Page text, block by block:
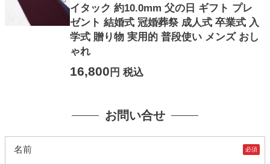
イタック 約10.0mm 父の日 ギフト プレ
ゼント 結婚式 冠婚葬祭 成人式 卒業式 入
学式 贈り物 実用的 普段使い メンズ おし
ゃれ
16,800 円 税込
お問い合せ
名前 必須